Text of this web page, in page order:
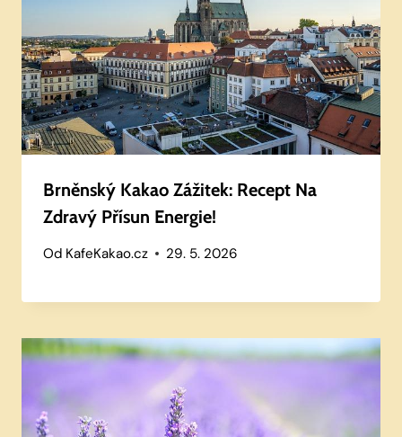
Brněnský Kakao Zážitek: Recept Na
Zdravý Přísun Energie!
Od KafeKakao.cz 29. 5. 2026